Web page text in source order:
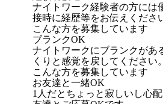
ナイトワーク経験者の方には
接時に経歴等をお伝えくださ
こんな方を募集しています
ブランクOK
ナイトワークにブランクがあ
くりと感覚を戻してください。
こんな方を募集しています
お友達と一緒OK
1人だとちょっと寂しいし心